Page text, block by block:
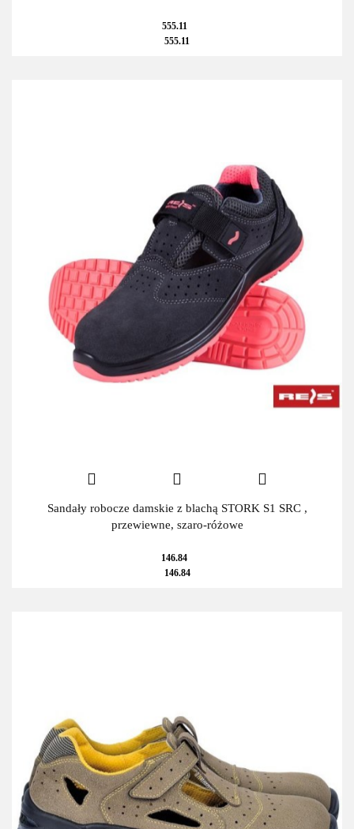
555.11
555.11
Sandały robocze damskie z blachą STORK S1 SRC ,
przewiewne, szaro-różowe
146.84
146.84